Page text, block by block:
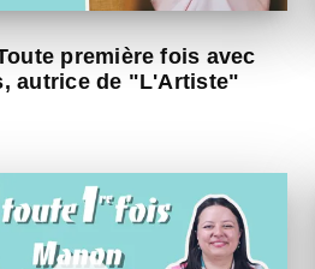
première fois avec
autrice de "L'Artiste"